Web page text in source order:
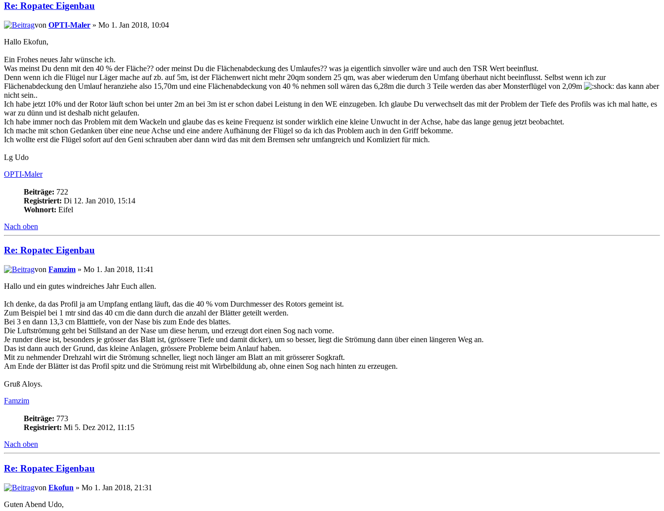
Re: Ropatec Eigenbau
von OPTI-Maler » Mo 1. Jan 2018, 10:04
Hallo Ekofun,
Ein Frohes neues Jahr wünsche ich.
Was meinst Du denn mit den 40 % der Fläche?? oder meinst Du die Flächenabdeckung des Umlaufes?? was ja eigentlich sinvoller wäre und auch den TSR Wert beeinflust.
Denn wenn ich die Flügel nur Läger mache auf zb. auf 5m, ist der Flächenwert nicht mehr 20qm sondern 25 qm, was aber wiederum den Umfang überhaut nicht beeinflusst. Selbst wenn ich zur
Flächenabdeckung den Umlauf heranziehe also 15,70m und eine Flächenabdeckung von 40 % nehmen soll wären das 6,28m die durch 3 Teile werden das aber Monsterflügel von 2,09m
das kann aber
nicht sein..
Ich habe jetzt 10% und der Rotor läuft schon bei unter 2m an bei 3m ist er schon dabei Leistung in den WE einzugeben. Ich glaube Du verwechselt das mit der Problem der Tiefe des Profils was ich mal hatte, es
war zu dünn und ist deshalb nicht gelaufen.
Ich habe immer noch das Problem mit dem Wackeln und glaube das es keine Frequenz ist sonder wirklich eine kleine Unwucht in der Achse, habe das lange genug jetzt beobachtet.
Ich mache mit schon Gedanken über eine neue Achse und eine andere Aufhänung der Flügel so da ich das Problem auch in den Griff bekomme.
Ich wollte erst die Flügel sofort auf den Geni schrauben aber dann wird das mit dem Bremsen sehr umfangreich und Komliziert für mich.
Lg Udo
OPTI-Maler
Beiträge: 722
Registriert: Di 12. Jan 2010, 15:14
Wohnort: Eifel
Nach oben
Re: Ropatec Eigenbau
von Famzim » Mo 1. Jan 2018, 11:41
Hallo und ein gutes windreiches Jahr Euch allen.
Ich denke, da das Profil ja am Umpfang entlang läuft, das die 40 % vom Durchmesser des Rotors gemeint ist.
Zum Beispiel bei 1 mtr sind das 40 cm die dann durch die anzahl der Blätter geteilt werden.
Bei 3 en dann 13,3 cm Blatttiefe, von der Nase bis zum Ende des blattes.
Die Luftströmung geht bei Stillstand an der Nase um diese herum, und erzeugt dort einen Sog nach vorne.
Je runder diese ist, besonders je grösser das Blatt ist, (grössere Tiefe und damit dicker), um so besser, liegt die Strömung dann über einen längeren Weg an.
Das ist dann auch der Grund, das kleine Anlagen, grössere Probleme beim Anlauf haben.
Mit zu nehmender Drehzahl wirt die Strömung schneller, liegt noch länger am Blatt an mit grösserer Sogkraft.
Am Ende der Blätter ist das Profil spitz und die Strömung reist mit Wirbelbildung ab, ohne einen Sog nach hinten zu erzeugen.
Gruß Aloys.
Famzim
Beiträge: 773
Registriert: Mi 5. Dez 2012, 11:15
Nach oben
Re: Ropatec Eigenbau
von Ekofun » Mo 1. Jan 2018, 21:31
Guten Abend Udo,